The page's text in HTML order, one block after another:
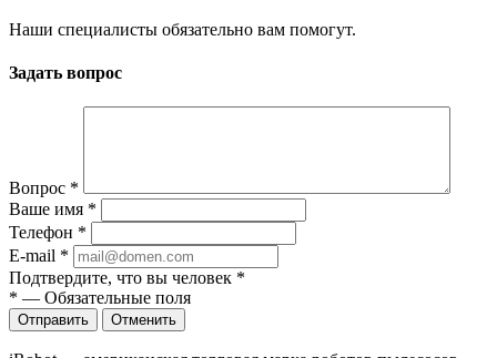
Наши специалисты обязательно вам помогут.
Задать вопрос
Вопрос *
Ваше имя *
Телефон *
E-mail *
Подтвердите, что вы человек *
* — Обязательные поля
Отправить Отменить